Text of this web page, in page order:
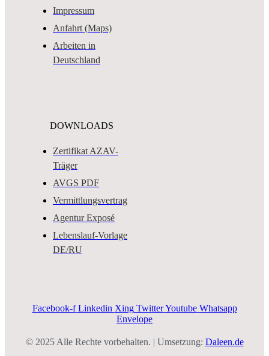
Impressum
Anfahrt (Maps)
Arbeiten in
Deutschland
DOWNLOADS
Zertifikat AZAV-
Träger
AVGS PDF
Vermittlungsvertrag
Agentur Exposé
Lebenslauf-Vorlage
DE/RU
Facebook-f Linkedin Xing Twitter Youtube Whatsapp
Envelope
© 2025 Alle Rechte vorbehalten. | Umsetzung: Daleen.de